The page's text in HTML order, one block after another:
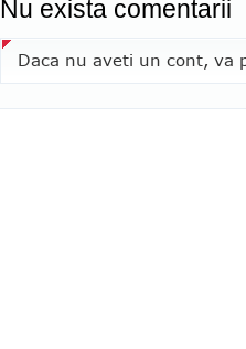
Nu exista comentarii
Daca nu aveti un cont, va